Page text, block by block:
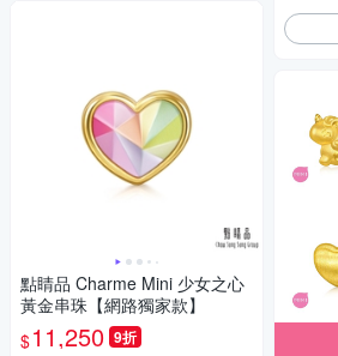
點睛品 Charme Mini 少女之心
黃金串珠【網路獨家款】
$11,250 9折